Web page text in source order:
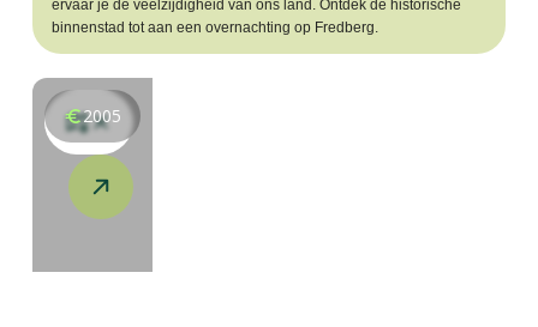
ervaar je de veelzijdigheid van ons land. Ontdek de historische
binnenstad tot aan een overnachting op Fredberg.
2005